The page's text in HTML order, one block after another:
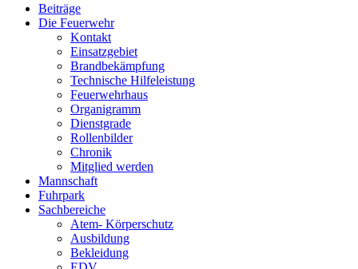
Beiträge
Die Feuerwehr
Kontakt
Einsatzgebiet
Brandbekämpfung
Technische Hilfeleistung
Feuerwehrhaus
Organigramm
Dienstgrade
Rollenbilder
Chronik
Mitglied werden
Mannschaft
Fuhrpark
Sachbereiche
Atem- Körperschutz
Ausbildung
Bekleidung